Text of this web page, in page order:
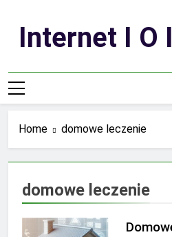
contentInternet I O
Home domowe leczenie
domowe leczenie